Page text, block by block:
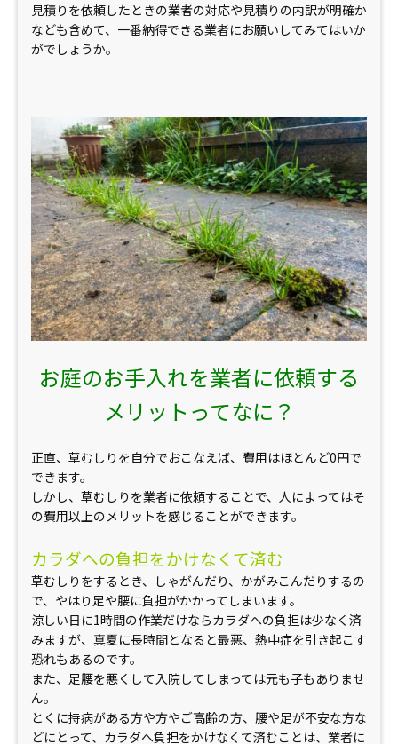
見積りを依頼したときの業者の対応や見積りの内訳が明確か
なども含めて、一番納得できる業者にお願いしてみてはいか
がでしょうか。
お庭のお手入れを業者に依頼する
メリットってなに？
正直、草むしりを自分でおこなえば、費用はほとんど0円で
できます。
しかし、草むしりを業者に依頼することで、人によってはそ
の費用以上のメリットを感じることができます。
カラダへの負担をかけなくて済む
草むしりをするとき、しゃがんだり、かがみこんだりするの
で、やはり足や腰に負担がかかってしまいます。
涼しい日に1時間の作業だけならカラダへの負担は少なく済
みますが、真夏に長時間となると最悪、熱中症を引き起こす
恐れもあるのです。
また、足腰を悪くして入院してしまっては元も子もありませ
ん。
とくに持病がある方や方やご高齢の方、腰や足が不安な方な
どにとって、カラダへ負担をかけなくて済むことは、業者に